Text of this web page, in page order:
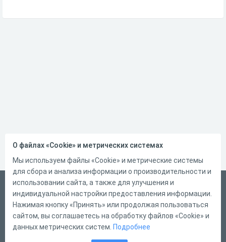
Русский
Справка
Форма обратной связи
О файлах «Cookie» и метрических системах
Мы используем файлы «Cookie» и метрические системы
для сбора и анализа информации о производительности и
использовании сайта, а также для улучшения и
индивидуальной настройки предоставления информации.
Нажимая кнопку «Принять» или продолжая пользоваться
сайтом, вы соглашаетесь на обработку файлов «Cookie» и
данных метрических систем. Подробнее